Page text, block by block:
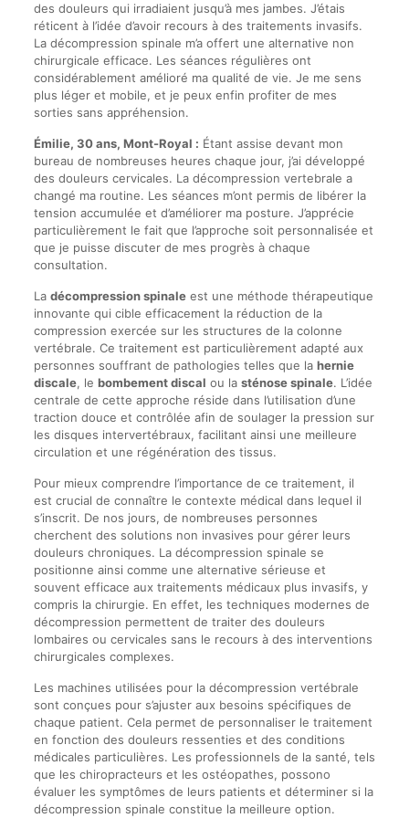
des douleurs qui irradiaient jusqu’à mes jambes. J’étais
réticent à l’idée d’avoir recours à des traitements invasifs.
La décompression spinale m’a offert une alternative non
chirurgicale efficace. Les séances régulières ont
considérablement amélioré ma qualité de vie. Je me sens
plus léger et mobile, et je peux enfin profiter de mes
sorties sans appréhension.
Émilie, 30 ans, Mont-Royal : Étant assise devant mon
bureau de nombreuses heures chaque jour, j’ai développé
des douleurs cervicales. La décompression vertebrale a
changé ma routine. Les séances m’ont permis de libérer la
tension accumulée et d’améliorer ma posture. J’apprécie
particulièrement le fait que l’approche soit personnalisée et
que je puisse discuter de mes progrès à chaque
consultation.
La décompression spinaleest une méthode thérapeutique
innovante qui cible efficacement la réduction de la
compression exercée sur les structures de la colonne
vertébrale. Ce traitement est particulièrement adapté aux
personnes souffrant de pathologies telles que la hernie
discale, le bombement discal ou la sténose spinale. L’idée
centrale de cette approche réside dans l’utilisation d’une
traction douce et contrôlée afin de soulager la pression sur
les disques intervertébraux, facilitant ainsi une meilleure
circulation et une régénération des tissus.
Pour mieux comprendre l’importance de ce traitement, il
est crucial de connaître le contexte médical dans lequel il
s’inscrit. De nos jours, de nombreuses personnes
cherchent des solutions non invasives pour gérer leurs
douleurs chroniques. La décompression spinale se
positionne ainsi comme une alternative sérieuse et
souvent efficace aux traitements médicaux plus invasifs, y
compris la chirurgie. En effet, les techniques modernes de
décompression permettent de traiter des douleurs
lombaires ou cervicales sans le recours à des interventions
chirurgicales complexes.
Les machines utilisées pour la décompression vertébrale
sont conçues pour s’ajuster aux besoins spécifiques de
chaque patient. Cela permet de personnaliser le traitement
en fonction des douleurs ressenties et des conditions
médicales particulières. Les professionnels de la santé, tels
que les chiropracteurs et les ostéopathes, possono
évaluer les symptômes de leurs patients et déterminer si la
décompression spinale constitue la meilleure option.